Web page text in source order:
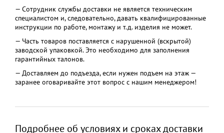
— Сотрудник службы доставки не является техническим
специалистом и, следовательно, давать квалифицированные
инструкции по работе, монтажу и т.д. изделия не может.
— Часть товаров поставляется с нарушенной (вскрытой)
заводской упаковкой. Это необходимо для заполнения
гарантийных талонов.
— Доставляем до подъезда, если нужен подъем на этаж —
заранее оговаривайте этот вопрос с нашим менеджером!
Подробнее об условиях и сроках доставки